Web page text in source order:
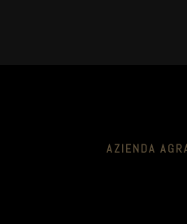
AZIENDA